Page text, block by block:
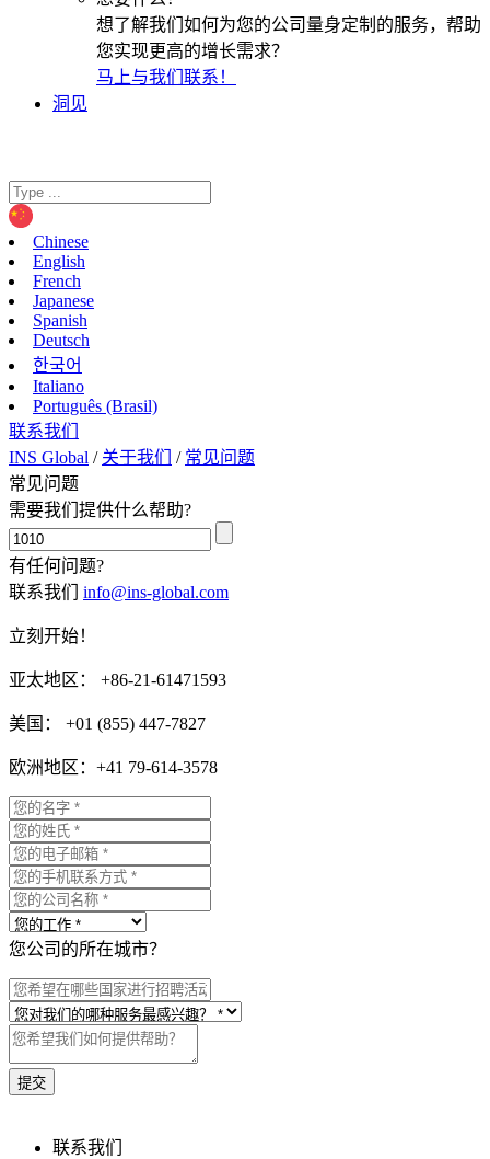
想了解我们如何为您的公司量身定制的服务，帮助
您实现更高的增长需求？
马上与我们联系！
洞见
Chinese
English
French
Japanese
Spanish
Deutsch
한국어
Italiano
Português (Brasil)
联系我们
INS Global / 关于我们 / 常见问题
常见问题
需要我们提供什么帮助?
有任何问题?
联系我们 info@ins-global.com
立刻开始！
亚太地区： +86-21-61471593
美国： +01 (855) 447-7827
欧洲地区：+41 79-614-3578
您公司的所在城市？
联系我们